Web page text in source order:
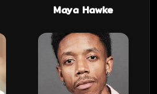
Maya Hawke